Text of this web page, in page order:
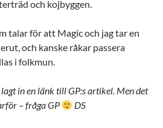
och kojbyggen.
talar för att Magic och jag tar en
och kanske råkar passera
i folkmun.
in en länk till GP:s artikel. Men det
– fråga GP
DS